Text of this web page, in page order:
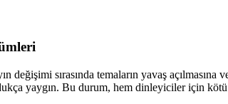
değişimi sırasında temaların yavaş
yaygın. Bu durum, hem dinleyiciler için